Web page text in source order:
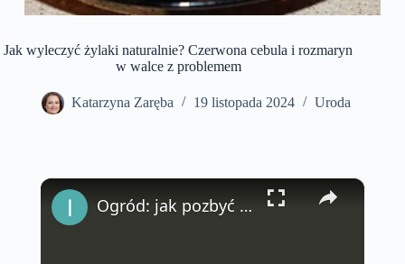
Jak wyleczyć żylaki naturalnie? Czerwona cebula i rozmaryn
w walce z problemem
Katarzyna Zaręba 19 listopada 2024 Uroda
×
Ogród: jak pozbyć się mszyc?